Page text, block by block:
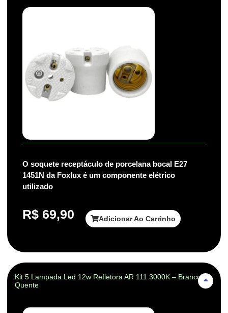
O soquete receptáculo de porcelana bocal E27
1451N da Foxlux é um componente elétrico
utilizado
R$ 69,90 Adicionar Ao Carrinho
Kit 5 Lampada Led 12w Refletora AR 111 3000K – Branco-
Quente